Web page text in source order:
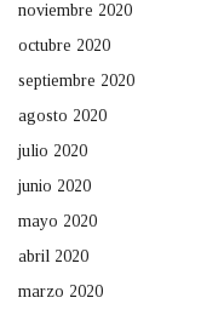
noviembre 2020
octubre 2020
septiembre 2020
agosto 2020
julio 2020
junio 2020
mayo 2020
abril 2020
marzo 2020